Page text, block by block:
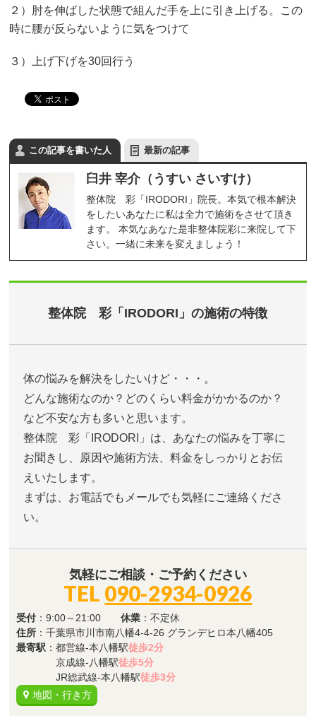
２）肘を伸ばした状態で組んだ手を上に引き上げる。この
時に腰が反らないように気をつけて
３）上げ下げを30回行う
この記事を書いた人 最新の記事
臼井 宰介（うすい さいすけ）
整体院 彩「IRODORI」院長。本気で根本解決
をしたいあなたに私は全力で施術をさせて頂き
ます。 本気なあなた是非整体院彩に来院して下
さい。一緒に未来を変えましょう！
整体院 彩「IRODORI」の施術の特徴
体の悩みを解決をしたいけど・・・。
どんな施術なのか？どのくらい料金がかかるのか？
など不安な方も多いと思います。
整体院 彩「IRODORI」は、あなたの悩みを丁寧に
お聞きし、原因や施術方法、料金をしっかりとお伝
えいたします。
まずは、お電話でもメールでも気軽にご連絡くださ
い。
気軽にご相談・ご予約ください
TEL 090-2934-0926
受付 ：9:00～21:00休業 ：不定休
住所 ：千葉県市川市南八幡4-4-26 グランデヒロ本八幡405
最寄駅 ：都営線-本八幡駅徒歩2分
京成線-八幡駅徒歩5分
JR総武線-本八幡駅徒歩3分
地図・行き方